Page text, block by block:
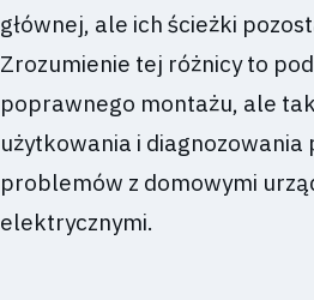
głównej, ale ich ścieżki
Zrozumienie tej różnicy to
poprawnego montażu, ale
użytkowania i diagnozowania
problemów z domowymi
elektrycznymi.